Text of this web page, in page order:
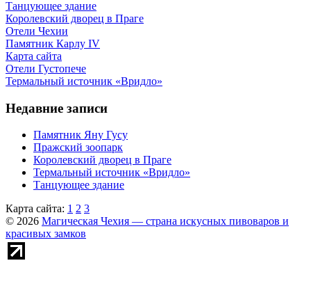
Танцующее здание
Королевский дворец в Праге
Отели Чехии
Памятник Карлу IV
Карта сайта
Отели Густопече
Термальный источник «Вридло»
Недавние записи
Памятник Яну Гусу
Пражский зоопарк
Королевский дворец в Праге
Термальный источник «Вридло»
Танцующее здание
Карта сайта: 1 2 3
© 2026 Магическая Чехия — страна искусных пивоваров и
красивых замков